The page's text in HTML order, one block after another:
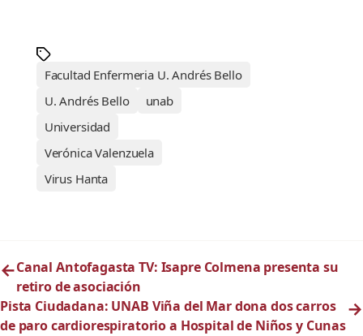
Facultad Enfermeria U. Andrés Bello
U. Andrés Bello
unab
Universidad
Verónica Valenzuela
Virus Hanta
←Canal Antofagasta TV: Isapre Colmena presenta su
retiro de asociación
Pista Ciudadana: UNAB Viña del Mar dona dos carros
de paro cardiorespiratorio a Hospital de Niños y Cunas
→